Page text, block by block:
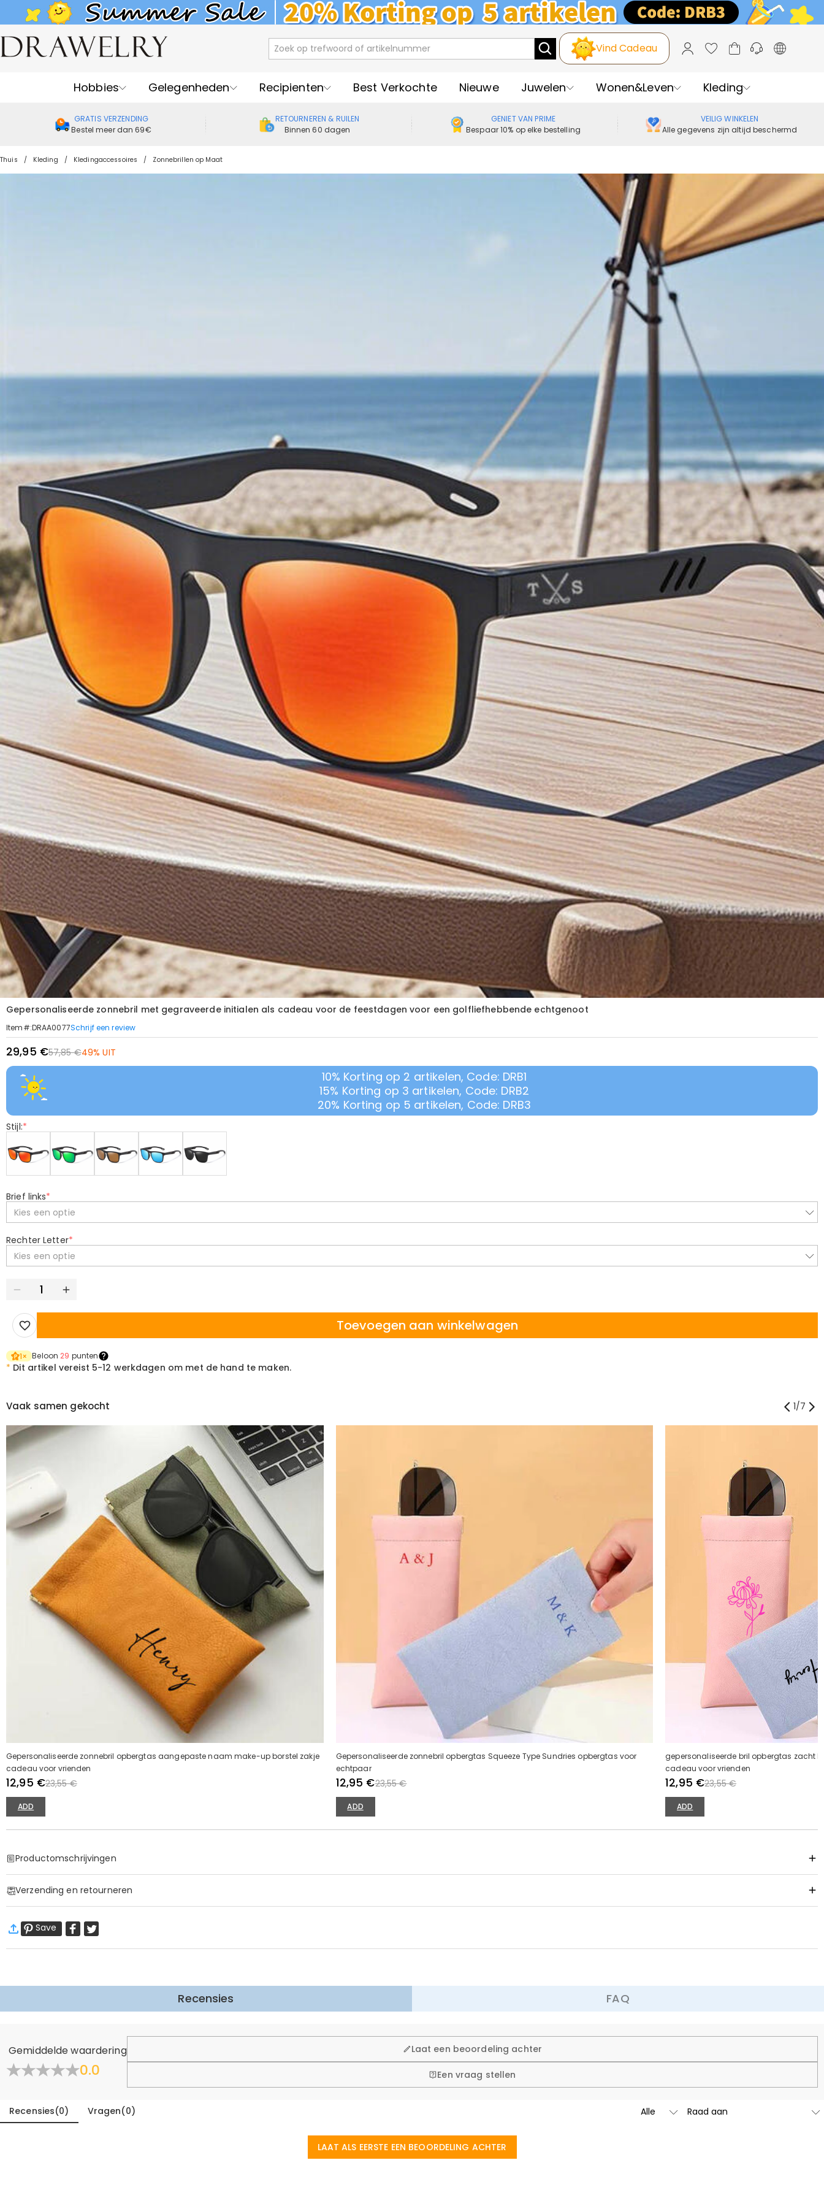
Vind Cadeau
Hobbies Gelegenheden Recipienten Best Verkochte Nieuwe Juwelen Wonen&Leven Kleding
GRATIS VERZENDING
Bestel meer dan 69€
RETOURNEREN & RUILEN
Binnen 60 dagen
GENIET VAN PRIME
Bespaar 10% op elke bestelling
VEILIG WINKELEN
Alle gegevens zijn altijd beschermd
Thuis Kleding Kledingaccessoires Zonnebrillen op Maat
Gepersonaliseerde zonnebril met gegraveerde initialen als cadeau voor de feestdagen voor een golfliefhebbende echtgenoot
Item#:DRAA0077Schrijf een review
29,95 €57,85 €49% UIT
10% Korting op 2 artikelen, Code: DRB1
15% Korting op 3 artikelen, Code: DRB2
20% Korting op 5 artikelen, Code: DRB3
Stijl:*
Brief links*
Kies een optie
Rechter Letter*
Kies een optie
Toevoegen aan winkelwagen
1× Beloon 29 punten
* Dit artikel vereist 5-12 werkdagen om met de hand te maken.
Vaak samen gekocht 1/7
Gepersonaliseerde zonnebril opbergtas aangepaste naam make-up borstel zakje
cadeau voor vrienden
12,95 €23,55 €
ADD
Gepersonaliseerde zonnebril opbergtas Squeeze Type Sundries opbergtas voor
echtpaar
12,95 €23,55 €
ADD
gepersonaliseerde bril opbergtas zacht
cadeau voor vrienden
12,95 €23,55 €
ADD
Productomschrijvingen
Verzending en retourneren
Wij willen dat u zich comfortabel en zeker voelt tijdens het winkelen, daarom bieden wij een eenvoudig 60-dagen retour- en omruilbeleid.
Meer Informatie
Save
Recensies FAQ
Gemiddelde waardering
0.0
Laat een beoordeling achter
Een vraag stellen
Recensies(0) Vragen(0)
LAAT ALS EERSTE EEN BEOORDELING ACHTER